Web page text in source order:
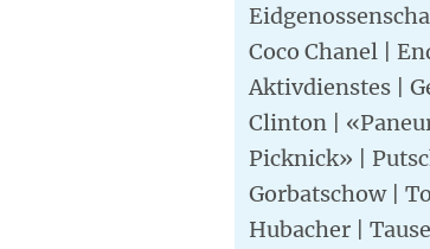
Coco Chanel |
Aktivdienstes |
Clinton |
Picknick» |
Gorbatschow |
Hubacher |